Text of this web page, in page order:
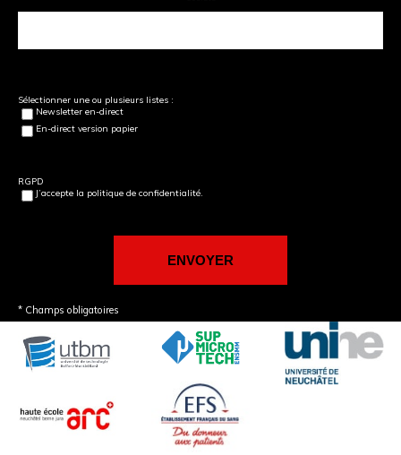
Sélectionner une ou plusieurs listes :
Newsletter en-direct
En-direct version papier
RGPD
J’accepte la politique de confidentialité.
* Champs obligatoires